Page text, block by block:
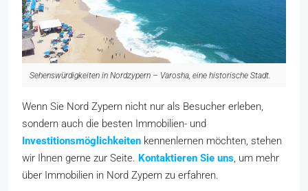
Sehenswürdigkeiten in Nordzypern – Varosha, eine historische Stadt.
Wenn Sie Nord Zypern nicht nur als Besucher erleben,
sondern auch die besten Immobilien- und
Investitionsmöglichkeiten kennenlernen möchten, stehen
wir Ihnen gerne zur Seite. Kontaktieren Sie uns, um mehr
über Immobilien in Nord Zypern zu erfahren.